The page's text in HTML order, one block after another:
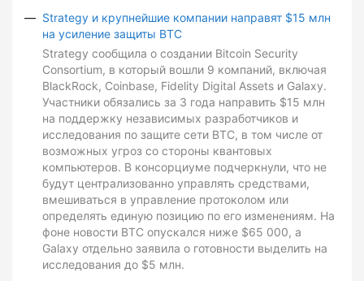
Strategy и крупнейшие компании направят $15 млн
на усиление защиты BTC
Strategy сообщила о создании Bitcoin Security
Consortium, в который вошли 9 компаний, включая
BlackRock, Coinbase, Fidelity Digital Assets и Galaxy.
Участники обязались за 3 года направить $15 млн
на поддержку независимых разработчиков и
исследования по защите сети BTC, в том числе от
возможных угроз со стороны квантовых
компьютеров. В консорциуме подчеркнули, что не
будут централизованно управлять средствами,
вмешиваться в управление протоколом или
определять единую позицию по его изменениям. На
фоне новости BTC опускался ниже $65 000, а
Galaxy отдельно заявила о готовности выделить на
исследования до $5 млн.